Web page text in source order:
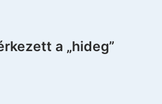
a „hideg”